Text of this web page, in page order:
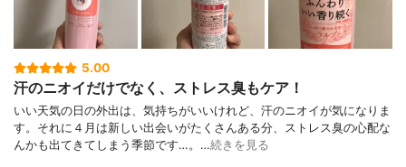
5.00
汗のニオイだけでなく、ストレス臭もケア！
いい天気の日の外出は、気持ちがいいけれど、汗のニオイが気になりま
す。それに４月は新しい出会いがたくさんある分、ストレス臭の心配な
んかも出てきてしまう季節です…。…続きを見る